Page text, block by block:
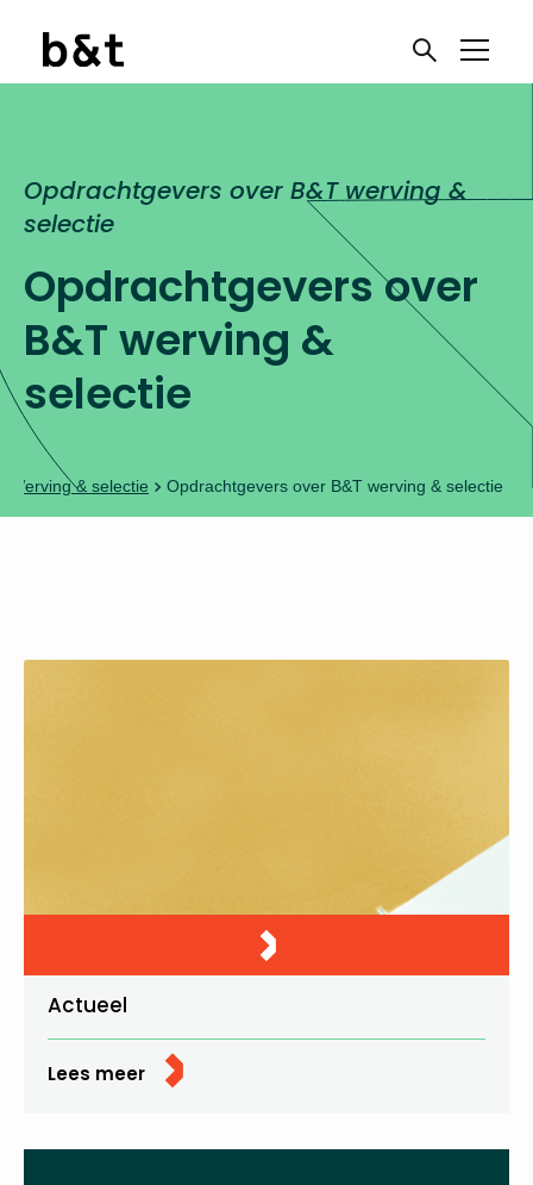
Opdrachtgevers over
B&T werving &
selectie
Opdrachtgevers over B&T werving &
selectie
Werving & selectie Opdrachtgevers over B&T werving & selectie
Actueel
Lees meer